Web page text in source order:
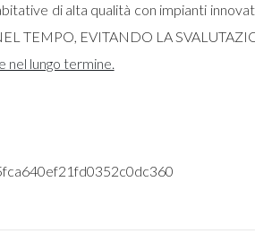
di alta qualità con impianti
TEMPO, EVITANDO LA
nel lungo termine.